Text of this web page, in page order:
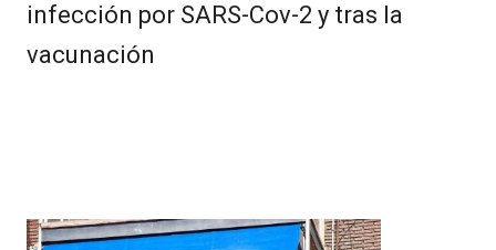
infección por SARS-Cov-2 y tras la
vacunación